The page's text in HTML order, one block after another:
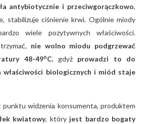
antybiotycznie i przeciwgorączkowo,
stabilizuje ciśnienie krwi. Ogólnie miody
wiele pozytywnych właściwości.
nie wolno miodu podgrzewać
48-49oC, gdyż prowadzi to do
biologicznych i miód staje
punktu widzenia konsumenta, produktem
kwiatowy, który jest bardzo bogaty